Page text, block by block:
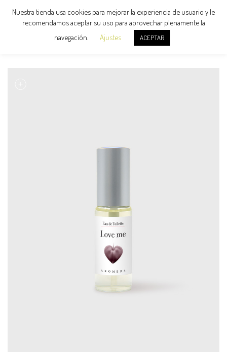
Nuestra tienda usa cookies para mejorar la experiencia de usuario y le
recomendamos aceptar su uso para aprovechar plenamente la
navegación.
Ajustes ACEPTAR